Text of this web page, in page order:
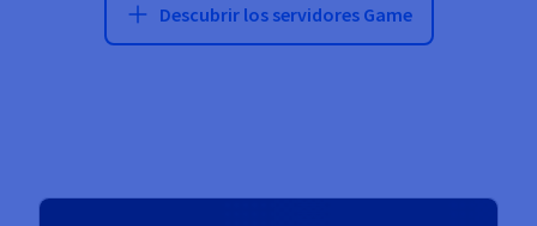
Descubrir los servidores Game